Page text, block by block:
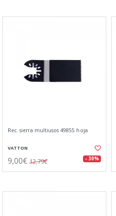
Rec. sierra multiusos 49855 hoja
VATTON
9,00€ 12,79€ - 30%